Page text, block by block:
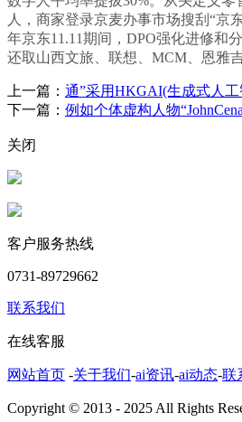
人，商家登录京麦办事市场搜刮“京
年京东11.11期间，DPO强化进修和
还取山西文旅、联想、MCM、恩雅
上一篇： 通”采用HKGAI(生成式人
下一篇： 例如个体虚构人物
关闭
客户服务热线
0731-89729662
联系我们
在线客服
网站首页 -关于我们-ai资讯-ai动态-联
Copyright © 2013 - 2025 All Rights